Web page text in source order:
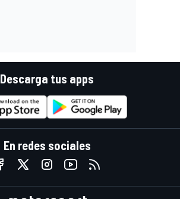
Descarga tus apps
En redes sociales